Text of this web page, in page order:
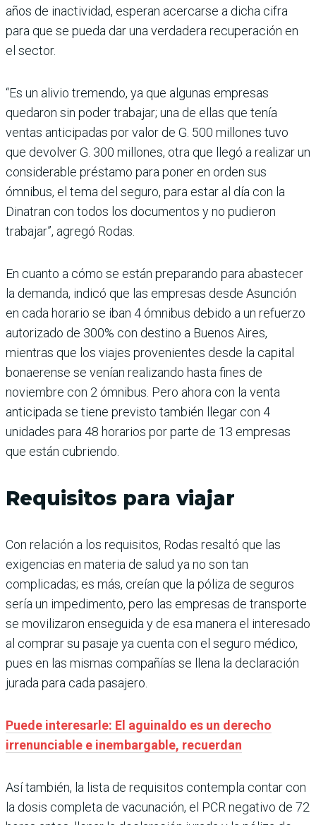
años de inactividad, esperan acercarse a dicha cifra
para que se pueda dar una verdadera recuperación en
el sector.
“Es un alivio tremendo, ya que algunas empresas
quedaron sin poder trabajar; una de ellas que tenía
ventas anticipadas por valor de G. 500 millones tuvo
que devolver G. 300 millones, otra que llegó a realizar un
considerable préstamo para poner en orden sus
ómnibus, el tema del seguro, para estar al día con la
Dinatran con todos los documentos y no pudieron
trabajar”, agregó Rodas.
En cuanto a cómo se están preparando para abastecer
la demanda, indicó que las empresas desde Asunción
en cada horario se iban 4 ómnibus debido a un refuerzo
autorizado de 300% con destino a Buenos Aires,
mientras que los viajes provenientes desde la capital
bonaerense se venían realizando hasta fines de
noviembre con 2 ómnibus. Pero ahora con la venta
anticipada se tiene previsto también llegar con 4
unidades para 48 horarios por parte de 13 empresas
que están cubriendo.
Requisitos para viajar
Con relación a los requisitos, Rodas resaltó que las
exigencias en materia de salud ya no son tan
complicadas; es más, creían que la póliza de seguros
sería un impedimento, pero las empresas de transporte
se movilizaron enseguida y de esa manera el interesado
al comprar su pasaje ya cuenta con el seguro médico,
pues en las mismas compañías se llena la declaración
jurada para cada pasajero.
Puede interesarle: El aguinaldo es un derecho
irrenunciable e inembargable, recuerdan
Así también, la lista de requisitos contempla contar con
la dosis completa de vacunación, el PCR negativo de 72